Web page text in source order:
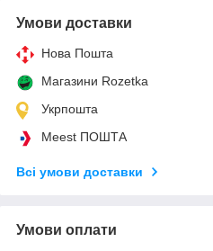
Умови доставки
Нова Пошта
Магазини Rozetka
Укрпошта
Meest ПОШТА
Всі умови доставки
Умови оплати